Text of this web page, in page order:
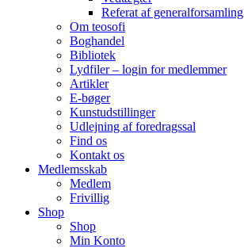
Referat af generalforsamling
Om teosofi
Boghandel
Bibliotek
Lydfiler – login for medlemmer
Artikler
E-bøger
Kunstudstillinger
Udlejning af foredragssal
Find os
Kontakt os
Medlemsskab
Medlem
Frivillig
Shop
Shop
Min Konto